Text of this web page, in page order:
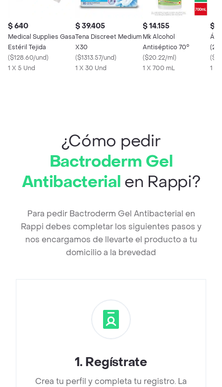
$ 640
Medical Supplies Gasa
Estéril Tejida
($128.60/und)
1 X 5 Und
$ 39.405
Tena Discreet Medium
X30
($1313.57/und)
1 X 30 Und
$ 14.155
Mk Alcohol
Antiséptico 70°
($20.22/ml)
1 X 700 mL
$
(2
(
1 X
¿Cómo pedir
Bactroderm Gel
Antibacterial en Rappi?
Para pedir Bactroderm Gel Antibacterial en
Rappi debes completar los siguientes pasos y
nos encargamos de llevarte el producto a tu
domicilio a la brevedad
1. Regístrate
Crea tu perfil y completa tu registro. La